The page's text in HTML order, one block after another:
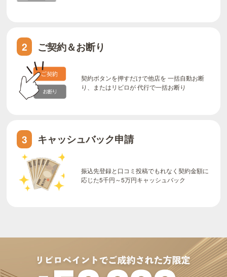
2 ご契約＆お断り
契約ボタンを押すだけで他店を 一括自動お断
り、またはリビロが 代行で一括お断り
3 キャッシュバック申請
振込先登録と口コミ投稿でもれなく契約金額に
応じた5千円～5万円キャッシュバック